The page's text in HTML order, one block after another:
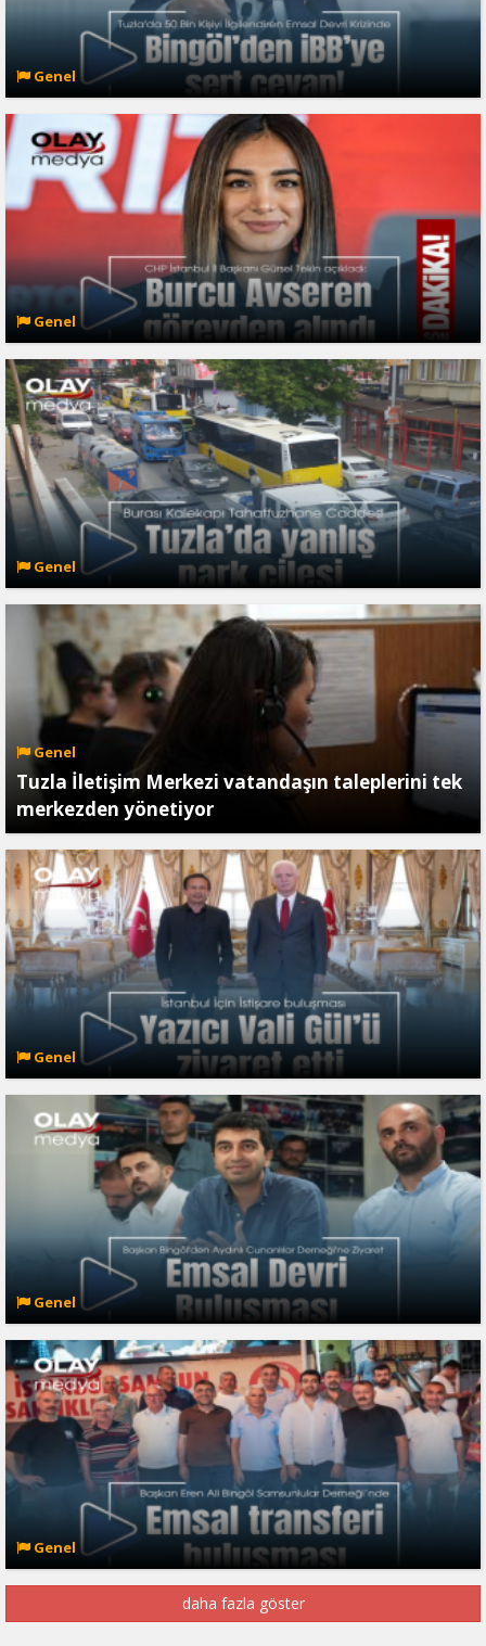
Genel
Genel
Genel
Genel
Tuzla İletişim Merkezi vatandaşın taleplerini tek
merkezden yönetiyor
Genel
Genel
Genel
daha fazla göster